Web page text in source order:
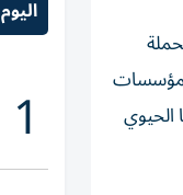
الحيوي
اليوم
1